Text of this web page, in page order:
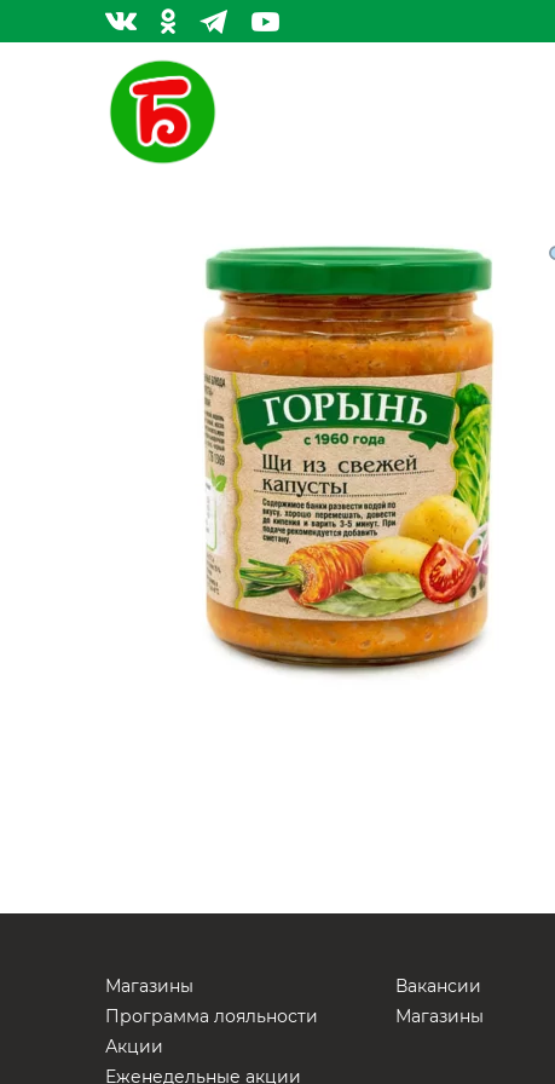
Магазины
Программа лояльности
Акции
Еженедельные акции
Вакансии
Магазины